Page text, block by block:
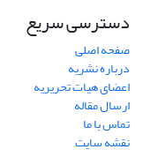
دسترسی سریع
صفحه اصلی
درباره نشریه
اعضای هیات تحریریه
ارسال مقاله
تماس با ما
نقشه سایت